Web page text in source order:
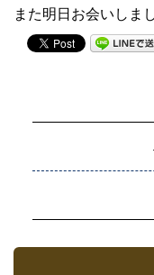
また明日お会いしま